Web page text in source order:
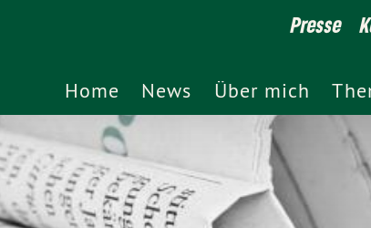
Presse
Home News Über mich